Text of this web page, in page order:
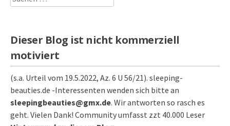
nach:
Dieser Blog ist nicht kommerziell
motiviert
(s.a. Urteil vom 19.5.2022, Az. 6 U 56/21). sleeping-
beauties.de -Interessenten wenden sich bitte an
sleepingbeauties@gmx.de. Wir antworten so rasch es
geht. Vielen Dank! Community umfasst zzt 40.000 Leser